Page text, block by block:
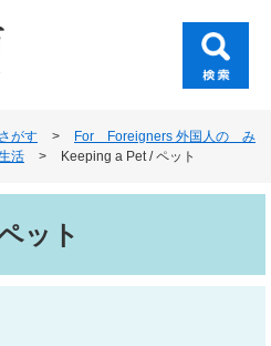
がす >
For Foreigners 外国人の み
活 > Keeping a Pet / ペット
ット